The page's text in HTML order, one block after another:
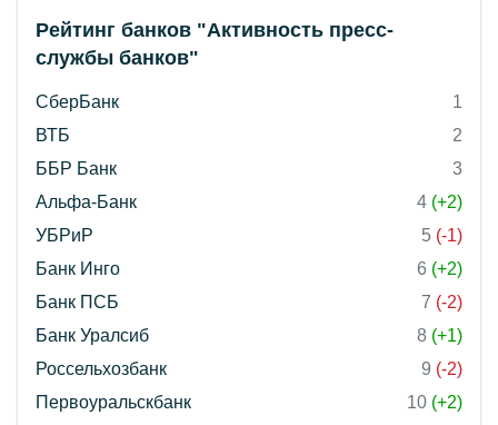
Рейтинг банков "Активность пресс-
службы банков"
СберБанк
1
ВТБ
2
ББР Банк
3
Альфа-Банк
4 (+2)
УБРиР
5 (-1)
Банк Инго
6 (+2)
Банк ПСБ
7 (-2)
Банк Уралсиб
8 (+1)
Россельхозбанк
9 (-2)
Первоуральскбанк
10 (+2)